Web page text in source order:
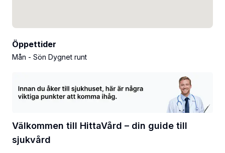
Öppettider
Mån - Sön Dygnet runt
Välkommen till HittaVård – din guide till
sjukvård